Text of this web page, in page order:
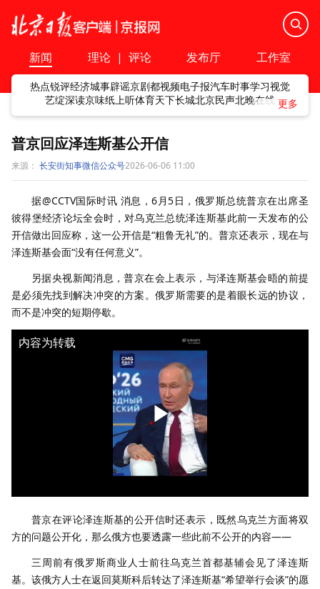
新闻 理论 | 评论 发布厅 工作室
热点锐评经济城事辟谣京剧都视频电子报汽车时事学习视觉
艺绽深读京味纸上听体育天下长城北京民声北晚在线
普京回应泽连斯基公开信
来源： 长安街知事微信公众号2026-06-06 11:00
据@CCTV国际时讯 消息，6月5日，俄罗斯总统普京在出席圣
彼得堡经济论坛全会时，对乌克兰总统泽连斯基此前一天发布的公
开信做出回应称，这一公开信是“粗鲁无礼”的。普京还表示，现在与
泽连斯基会面“没有任何意义”。
另据央视新闻消息，普京在会上表示，与泽连斯基会晤的前提
是必须先找到解决冲突的方案。俄罗斯需要的是着眼长远的协议，
而不是冲突的短期停歇。
内容为转载
普京在评论泽连斯基的公开信时还表示，既然乌克兰方面将双
方的问题公开化，那么俄方也要透露一些此前不公开的内容——
三周前有俄罗斯商业人士前往乌克兰首都基辅会见了泽连斯
基。该俄方人士在返回莫斯科后转达了泽连斯基“希望举行会谈”的愿